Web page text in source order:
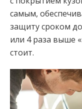
самым,
защиту сроком
или 4 раза выше
стоит.